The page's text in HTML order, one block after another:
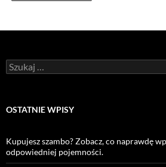
Szukaj:
OSTATNIE WPISY
Kupujesz szambo? Zobacz, co naprawdę
odpowiedniej pojemności.